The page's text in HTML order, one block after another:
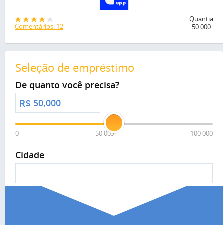
Comentários: 12
Quantia
50 000
Seleção de empréstimo
De quanto você precisa?
R$
0 50 000 100 000
Cidade